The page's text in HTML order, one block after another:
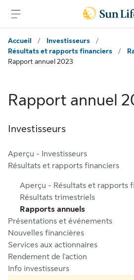
Accueil
/ Investisseurs
/
Résultats et rapports financiers
/
Rapport annuel 2023
Rapport annuel
Investisseurs
Aperçu - Investisseurs
Résultats et rapports financiers
Aperçu - Résultats et rapports
Résultats trimestriels
Rapports annuels
Présentations et événements
Nouvelles financières
Services aux actionnaires
Rendement de l'action
Info investisseurs